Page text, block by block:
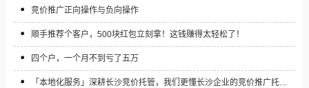
竞价推广正向操作与负向操作
顺手推荐个客户，500块红包立刻拿！这钱赚得太轻松了！
四个户，一个月不到亏了五万
「本地化服务」深耕长沙竞价托管，我们更懂长沙企业的竞价推广托管